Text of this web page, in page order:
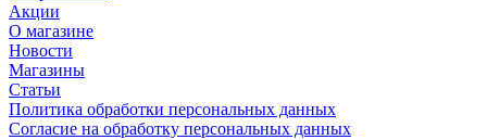
Акции
О магазине
Новости
Магазины
Статьи
Политика обработки персональных данных
Согласие на обработку персональных данных